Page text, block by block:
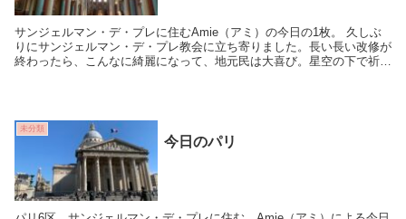
サンジェルマン・デ・プレに住むAmie（アミ）の今日の1枚。 久しぶ
りにサンジェルマン・デ・プレ教会に立ち寄りました。長い長い改修が
終わったら、こんなに綺麗になって、地元民は大喜び。星空の下で祈り
未分類
今日のパリ